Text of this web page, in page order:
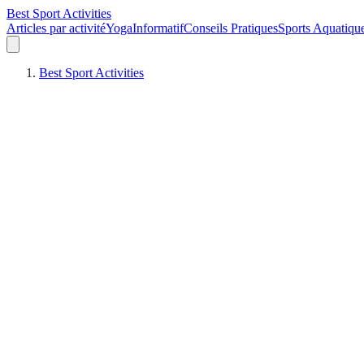
Best Sport Activities
Articles par activitéYogaInformatifConseils PratiquesSports
Best Sport Activities